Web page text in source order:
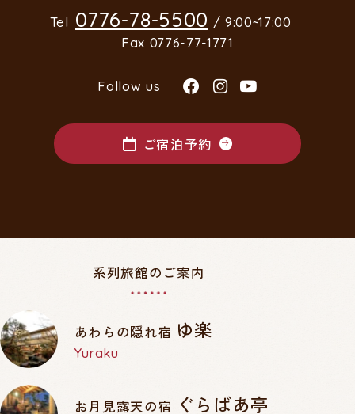
Tel 0776-78-5500 / 9:00~17:00
Fax 0776-77-1771
Follow us
ご宿泊予約
系列旅館のご案内
あわらの隠れ宿 ゆ楽
Yuraku
お月見露天の宿 ぐらばあ亭